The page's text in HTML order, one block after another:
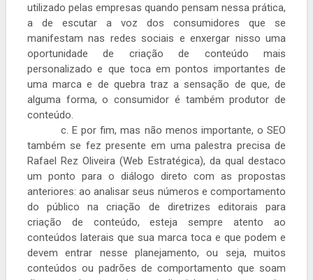
utilizado pelas empresas quando pensam nessa prática,
a de escutar a voz dos consumidores que se
manifestam nas redes sociais e enxergar nisso uma
oportunidade de criação de conteúdo mais
personalizado e que toca em pontos importantes de
uma marca e de quebra traz a sensação de que, de
alguma forma, o consumidor é também produtor de
conteúdo.
c. E por fim, mas não menos importante, o SEO
também se fez presente em uma palestra precisa de
Rafael Rez Oliveira (Web Estratégica), da qual destaco
um ponto para o diálogo direto com as propostas
anteriores: ao analisar seus números e comportamento
do público na criação de diretrizes editorais para
criação de conteúdo, esteja sempre atento ao
conteúdos laterais que sua marca toca e que podem e
devem entrar nesse planejamento, ou seja, muitos
conteúdos ou padrões de comportamento que soam